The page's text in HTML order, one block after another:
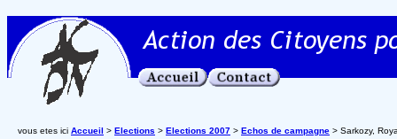
vous etes ici Accueil > Elections > Elections 2007 > Echos de campagne > Sarkozy,